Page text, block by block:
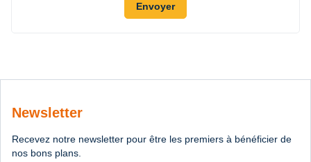
Envoyer
Newsletter
Recevez notre newsletter pour être les premiers à bénéficier de
nos bons plans.